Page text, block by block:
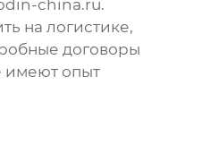
china.ru.
на логистике,
договоры
имеют опыт